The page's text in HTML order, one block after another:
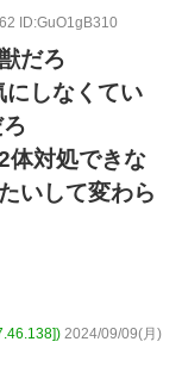
ID:GuO1gB310
だろ
にしなくてい
体対処できな
いして変わら
2024/09/09(月)